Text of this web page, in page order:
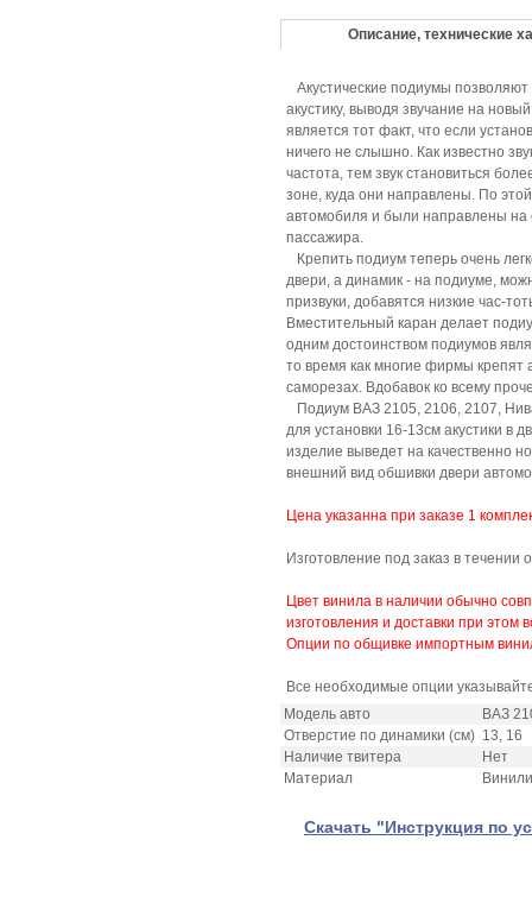
Описание, технические
Акустические подиумы позволяют
акустику, выводя звучание на
является тот факт, что если
ничего не слышно. Как известно
частота, тем звук становиться
зоне, куда они направлены. По
автомобиля и были направлены на
пассажира.
Крепить подиум теперь очень
двери, а динамик - на подиуме,
призвуки, добавятся низкие час-
Вместительный каран делает
одним достоинством подиумов
то время как многие фирмы крепят
саморезах. Вдобавок ко всему
Подиум ВАЗ 2105, 2106, 2107,
для установки 16-13см акустики в
изделие выведет на качественно
внешний вид обшивки двери
Цена указанна при заказе 1
Изготовление под заказ в течении
Цвет винила в наличии обычно
изготовления и доставки при этом
Опции по общивке импортным
Все необходимые опции
Модель авто
ВАЗ
Отверстие по динамики (см) 13, 16
Наличие твитера
Нет
Материал
Скачать "Инструкция по